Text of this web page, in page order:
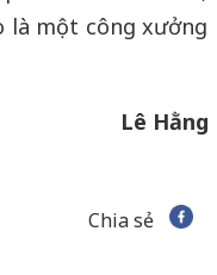
là một công xưởng
Lê Hằng
Chia sẻ